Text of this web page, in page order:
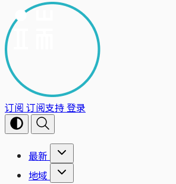
订阅 订阅支持登录
最新
地域